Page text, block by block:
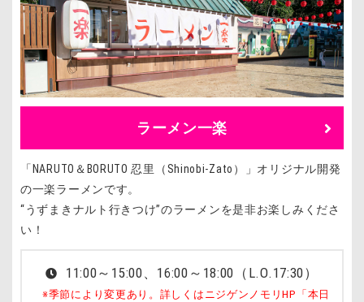
ラーメン一楽
「NARUTO＆BORUTO 忍里（Shinobi-Zato）」オリジナル開発
の一楽ラーメンです。
“うずまきナルト行きつけ”のラーメンを是非お楽しみくださ
い！
11:00～15:00、16:00～18:00（L.O.17:30）
※季節により変更あり。詳しくはニジゲンノモリHP「本日